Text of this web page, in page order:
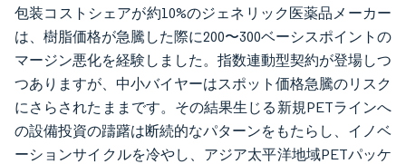
包装コストシェアが約10%のジェネリック医薬品メーカー
は、樹脂価格が急騰した際に200〜300ベーシスポイントの
マージン悪化を経験しました。指数連動型契約が登場しつ
つありますが、中小バイヤーはスポット価格急騰のリスク
にさらされたままです。その結果生じる新規PETラインへ
の設備投資の躊躇は断続的なパターンをもたらし、イノベ
ーションサイクルを冷やし、アジア太平洋地域PETパッケ